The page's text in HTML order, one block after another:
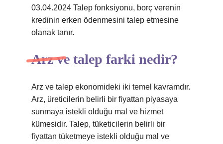
03.04.2024 Talep fonksiyonu, borç verenin
kredinin erken ödenmesini talep etmesine
olanak tanır.
Arz ve talep farki nedir?
Arz ve talep ekonomideki iki temel kavramdır.
Arz, üreticilerin belirli bir fiyattan piyasaya
sunmaya istekli olduğu mal ve hizmet
kümesidir. Talep, tüketicilerin belirli bir
fiyattan tüketmeye istekli olduğu mal ve